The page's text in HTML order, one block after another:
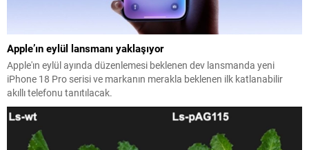
Apple’ın eylül lansmanı yaklaşıyor
Apple'ın eylül ayında düzenlemesi beklenen dev lansmanda yeni
iPhone 18 Pro serisi ve markanın merakla beklenen ilk katlanabilir
akıllı telefonu tanıtılacak.